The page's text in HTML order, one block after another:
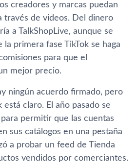
creadores y marcas puedan
través de videos. Del dinero
a TalkShopLive, aunque se
primera fase TikTok se haga
para que el
mejor precio.
ningún acuerdo firmado, pero
está claro. El año pasado se
permitir que las cuentas
sus catálogos en una pestaña
a probar un feed de Tienda
vendidos por comerciantes.